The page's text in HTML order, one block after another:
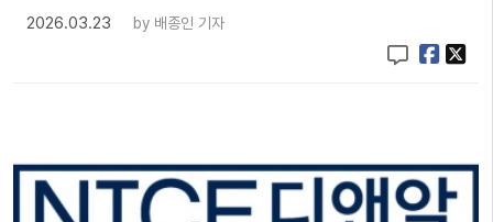
2026.03.23
by 배종인 기자